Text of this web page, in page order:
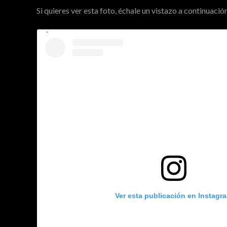
Si quieres ver esta foto, échale un vistazo a
Ver esta publicación en